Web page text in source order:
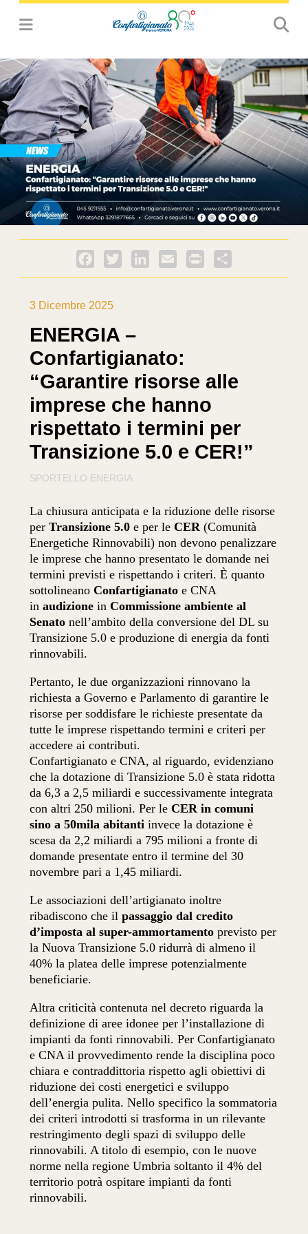
Facebook
Twitter LinkedInEmail PrintFriendly
3 Dicembre 2025
ENERGIA –
Confartigianato:
“Garantire risorse alle
imprese che hanno
rispettato i termini per
Transizione 5.0 e CER!”
SPORTELLO ENERGIA
La chiusura anticipata e la riduzione delle risorse
perTransizione 5.0 e per le CER(Comunità
Energetiche Rinnovabili) non devono penalizzare
le imprese che hanno presentato le domande nei
termini previsti e rispettando i criteri. È quanto
sottolineano Confartigianato e CNA
inaudizione in Commissione ambiente al
Senato nell’ambito della conversione del DL su
Transizione 5.0 e produzione di energia da fonti
rinnovabili.
Pertanto, le due organizzazioni rinnovano la
richiesta a Governo e Parlamento di garantire le
risorse per soddisfare le richieste presentate da
tutte le imprese rispettando termini e criteri per
accedere ai contributi.
Confartigianato e CNA, al riguardo, evidenziano
che la dotazione di Transizione 5.0 è stata ridotta
da 6,3 a 2,5 miliardi e successivamente integrata
con altri 250 milioni. Per le CER in comuni
sino a 50mila abitanti invece la dotazione è
scesa da 2,2 miliardi a 795 milioni a fronte di
domande presentate entro il termine del 30
novembre pari a 1,45 miliardi.
Le associazioni dell’artigianato inoltre
ribadiscono che il passaggio dal credito
d’imposta al super-ammortamento previsto per
la Nuova Transizione 5.0 ridurrà di almeno il
40% la platea delle imprese potenzialmente
beneficiarie.
Altra criticità contenuta nel decreto riguarda la
definizione di aree idonee per l’installazione di
impianti da fonti rinnovabili. Per Confartigianato
e CNA il provvedimento rende la disciplina poco
chiara e contraddittoria rispetto agli obiettivi di
riduzione dei costi energetici e sviluppo
dell’energia pulita. Nello specifico la sommatoria
dei criteri introdotti si trasforma in un rilevante
restringimento degli spazi di sviluppo delle
rinnovabili. A titolo di esempio, con le nuove
norme nella regione Umbria soltanto il 4% del
territorio potrà ospitare impianti da fonti
rinnovabili.